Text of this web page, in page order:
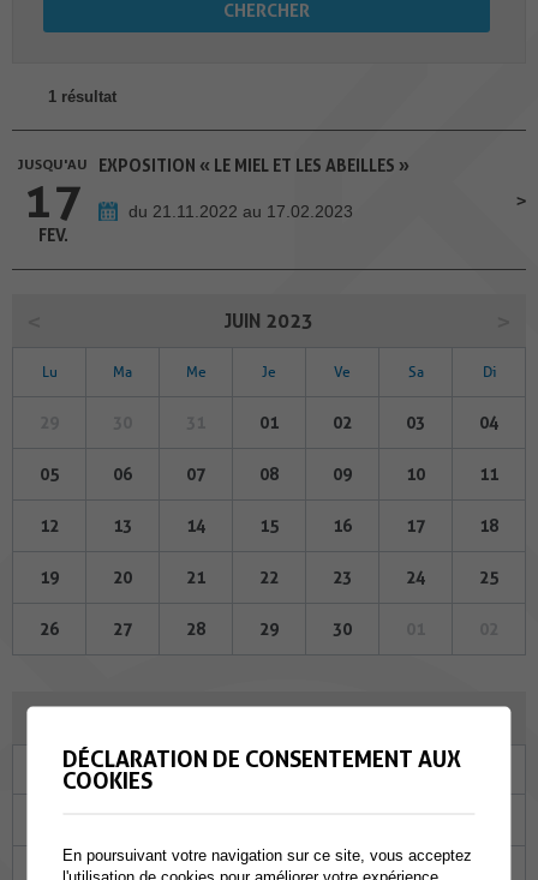
1 résultat
JUSQU'AU
17
FEV.
EXPOSITION « LE MIEL ET LES ABEILLES »
du 21.11.2022 au 17.02.2023
JUIN 2023
Lu Ma Me Je Ve Sa Di
01 02 03 04
05 06 07 08 09 10 11
12 13 14 15 16 17 18
19 20 21 22 23 24 25
26 27 28 29 30
Ma Me Je Ve Sa
04 05 06 07 08
DÉCLARATION DE CONSENTEMENT AUX
COOKIES
En poursuivant votre navigation sur ce site, vous acceptez
l'utilisation de cookies pour améliorer votre expérience